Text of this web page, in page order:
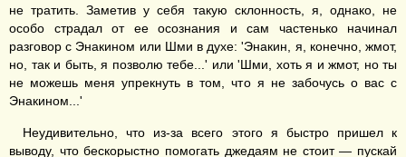
не тратить. Заметив у себя такую склонность, я, однако, не
особо страдал от ее осознания и сам частенько начинал
разговор с Энакином или Шми в духе: 'Энакин, я, конечно, жмот,
но, так и быть, я позволю тебе...' или 'Шми, хоть я и жмот, но ты
не можешь меня упрекнуть в том, что я не забочусь о вас с
Энакином...'
Неудивительно, что из-за всего этого я быстро пришел к
выводу, что бескорыстно помогать джедаям не стоит — пускай